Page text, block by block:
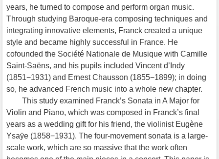
years, he turned to compose and perform organ music.
Through studying Baroque-era composing techniques and
integrating innovative elements, Franck created a unique
style and became highly successful in France. He
cofounded the Société Nationale de Musique with Camille
Saint-Saëns, and his pupils included Vincent d’Indy
(1851−1931) and Ernest Chausson (1855−1899); in doing
so, he advanced French music into a whole new chapter.
This study examined Franck’s Sonata in A Major for
Violin and Piano, which was composed in Franck’s final
years as a wedding gift for his friend, the violinist Eugène
Ysaÿe (1858−1931). The four-movement sonata is a large-
scale work, which are so massive that the work often